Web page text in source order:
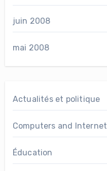
juin 2008
mai 2008
Actualités et politique
Computers and Internet
Éducation